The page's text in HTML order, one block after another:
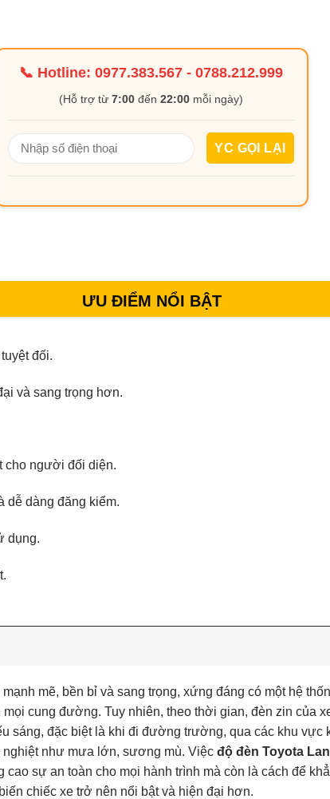
📞 Hotline:0977.383.567 -0788.212.999
(Hỗ trợ từ7:00 đến22:00 mỗi ngày)
ƯU ĐIỂM NỔI BẬT
đối.
và sang trọng hơn.
cho người đối diện.
dễ dàng đăng kiểm.
dụng.
mẽ, bền bỉ và sang trọng, xứng đáng có một hệ
cung đường. Tuy nhiên, theo thời gian, đèn zin của
sáng, đặc biệt là khi đi đường trường, qua các khu vực
nghiệt như mưa lớn, sương mù. Việc độ đèn Toyota
sự an toàn cho mọi hành trình mà còn là cách để
chiếc xe trở nên nổi bật và hiện đại hơn.